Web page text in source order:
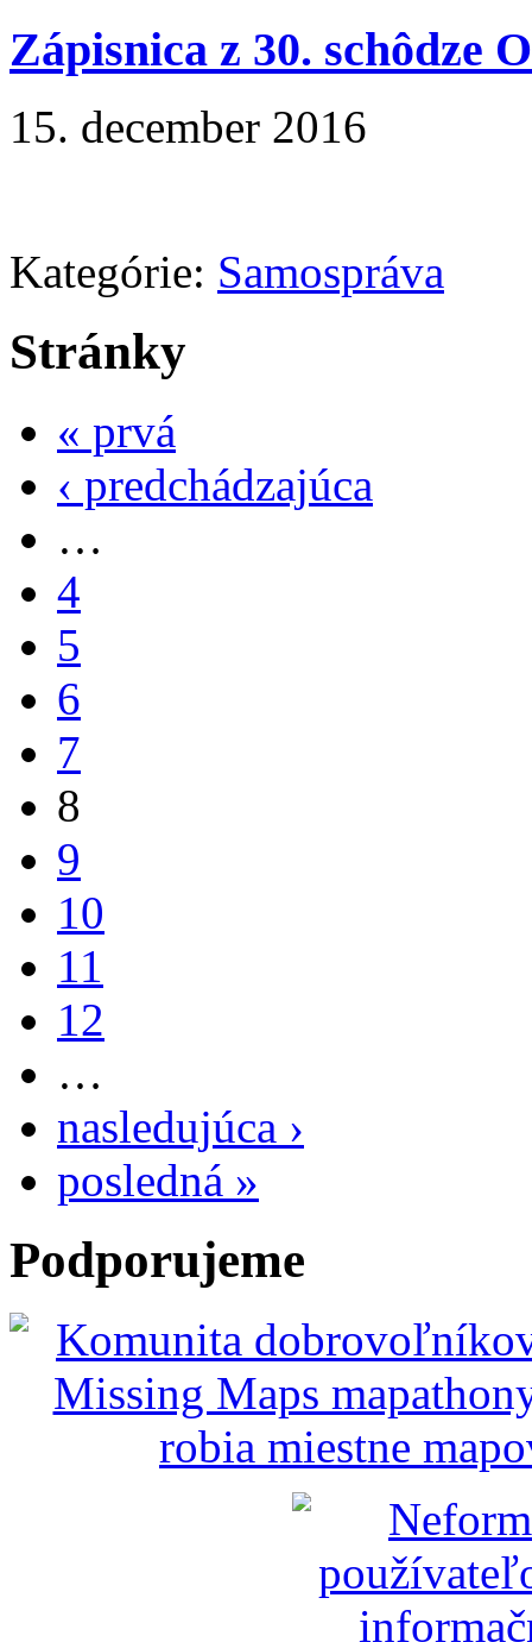
Zápisnica z 30. schôdze
15. december 2016
Kategórie: Samospráva
Stránky
« prvá
‹ predchádzajúca
…
4
5
6
7
8
9
10
11
12
…
nasledujúca ›
posledná »
Podporujeme